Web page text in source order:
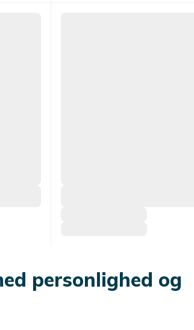
personlighed og